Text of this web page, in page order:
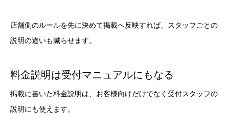
店舗側のルールを先に決めて掲載へ反映すれば、スタッフごとの
説明の違いも減らせます。
料金説明は受付マニュアルにもなる
掲載に書いた料金説明は、お客様向けだけでなく受付スタッフの
説明にも使えます。